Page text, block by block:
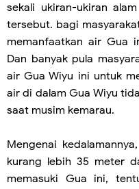
sekali ukiran-ukiran
tersebut. bagi
memanfaatkan air Gua
Dan banyak pula
air Gua Wiyu ini untuk
air di dalam Gua Wiyu
saat musim kemarau.
Mengenai
kurang lebih 35 meter
memasuki Gua ini,